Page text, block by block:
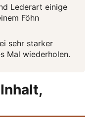
Lederart einige
Föhn
sehr starker
Mal wiederholen.